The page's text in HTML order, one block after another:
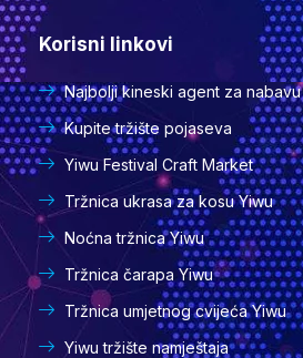
o
r
u
k
a
*
Korisni linkovi
Najbolji kineski agent za nabavu
Kupite tržište pojaseva
Yiwu Festival Craft Market
Tržnica ukrasa za kosu Yiwu
Noćna tržnica Yiwu
Tržnica čarapa Yiwu
Tržnica umjetnog cvijeća Yiwu
Yiwu tržište namještaja